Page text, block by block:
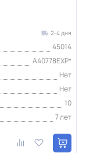
2-4 дня
45014
A40778EXP*
Нет
Нет
10
7 лет